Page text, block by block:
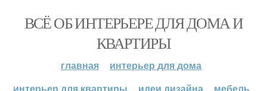
ВСЁ ОБ ИНТЕРЬЕРЕ ДЛЯ ДОМА И
КВАРТИРЫ
главная
интерьер для дома